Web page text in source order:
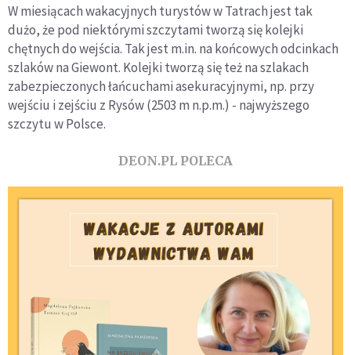
W miesiącach wakacyjnych turystów w Tatrach jest tak
dużo, że pod niektórymi szczytami tworzą się kolejki
chętnych do wejścia. Tak jest m.in. na końcowych odcinkach
szlaków na Giewont. Kolejki tworzą się też na szlakach
zabezpieczonych łańcuchami asekuracyjnymi, np. przy
wejściu i zejściu z Rysów (2503 m n.p.m.) - najwyższego
szczytu w Polsce.
DEON.PL POLECA